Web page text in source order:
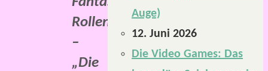
Rollenspiel
–
„Die
Auge)
12. Juni 2026
Die Video Games: Das